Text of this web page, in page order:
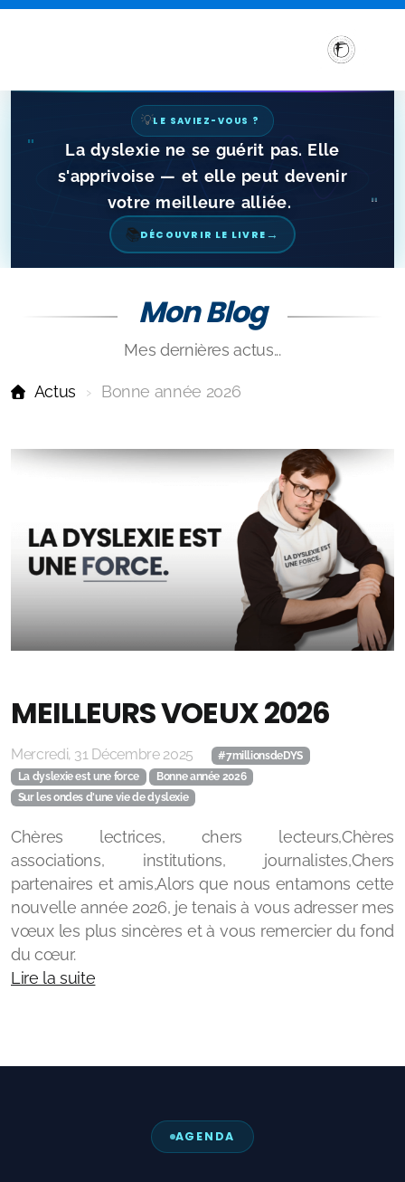
💡LE SAVIEZ-VOUS ?
"
La dyslexie ne se guérit pas. Elle
s'apprivoise — et elle peut devenir
votre meilleure alliée.
"
📚DÉCOUVRIR LE LIVRE →
Mon Blog
Mes dernières actus...
Actus Bonne année 2026
MEILLEURS VOEUX 2026
Mercredi, 31 Décembre 2025
#7millionsdeDYS
La dyslexie est une force
Bonne année 2026
Sur les ondes d'une vie de dyslexie
Chères lectrices, chers lecteurs,Chères
associations, institutions, journalistes,Chers
partenaires et amis,Alors que nous entamons cette
nouvelle année 2026, je tenais à vous adresser mes
vœux les plus sincères et à vous remercier du fond
du cœur.
Lire la suite
AGENDA
Sensibilisation et Conférences sur les troubles DYS
F LEMERCIER PRODUCTIONS
💼 Autres services F LEMERCIER PRODUCTIONS
🎬 Studio Vidéos
🎨Studio Graphique
💼 Services formations
Mes Podcasts
Quartier Libre
UN PETIT DYS EN +